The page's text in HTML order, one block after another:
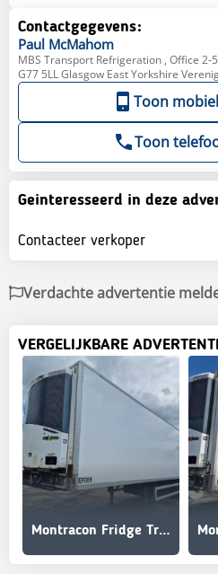
Contactgegevens:
Paul McMahom
MBS Transport Refrigeration , Office 2-
G77 5LL Glasgow East Yorkshire
Toon
Toon
Geinteresseerd in deze
Contacteer verkoper
Verdachte advertentie
VERGELIJKBARE
Montracon Fridge Trailer